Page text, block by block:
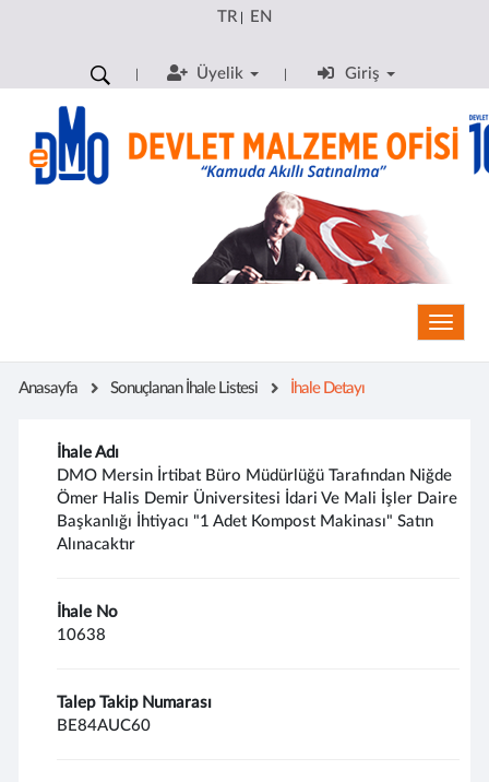
TR| EN
Üyelik Giriş
Anasayfa Sonuçlanan İhale Listesi İhale Detayı
İhale Adı
DMO Mersin İrtibat Büro Müdürlüğü Tarafından Niğde
Ömer Halis Demir Üniversitesi İdari Ve Mali İşler Daire
Başkanlığı İhtiyacı "1 Adet Kompost Makinası" Satın
Alınacaktır
İhale No
10638
Talep Takip Numarası
BE84AUC60